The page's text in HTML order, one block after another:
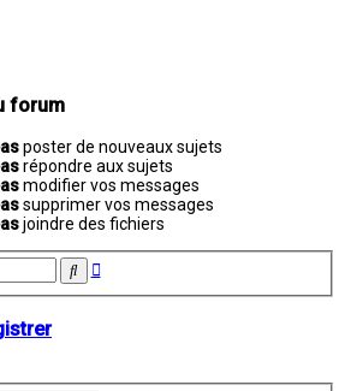
forum
poster de nouveaux sujets
répondre aux sujets
modifier vos messages
supprimer vos messages
joindre des fichiers
Rechercher
Recherche